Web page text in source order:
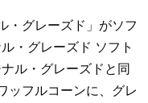
・グレーズド」がソフ
・グレーズド ソフト
ル・グレーズドと同
ッフルコーンに、グレ